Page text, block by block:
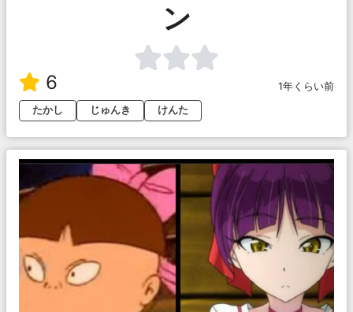
ン
6
1年くらい前
たかし
じゅんき けんた